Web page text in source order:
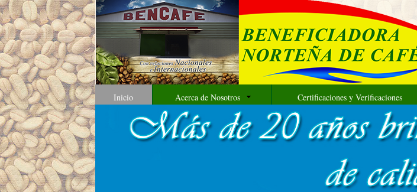
Inicio Acerca de Nosotros Certificaciones y Verificaciones